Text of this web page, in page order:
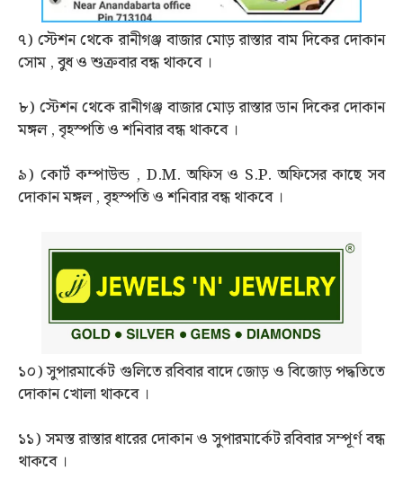
৭) স্টেশন থেকে রানীগঞ্জ বাজার মোড় রাস্তার বাম দিকের দোকান
সোম , বুধ ও শুক্রবার বন্ধ থাকবে ।
৮) স্টেশন থেকে রানীগঞ্জ বাজার মোড় রাস্তার ডান দিকের দোকান
মঙ্গল , বৃহস্পতি ও শনিবার বন্ধ থাকবে ।
৯) কোর্ট কম্পাউন্ড , D.M. অফিস ও S.P. অফিসের কাছে সব
দোকান মঙ্গল , বৃহস্পতি ও শনিবার বন্ধ থাকবে ।
১০) সুপারমার্কেট গুলিতে রবিবার বাদে জোড় ও বিজোড় পদ্ধতিতে
দোকান খোলা থাকবে ।
১১) সমস্ত রাস্তার ধারের দোকান ও সুপারমার্কেট রবিবার সম্পূর্ণ বন্ধ
থাকবে ।